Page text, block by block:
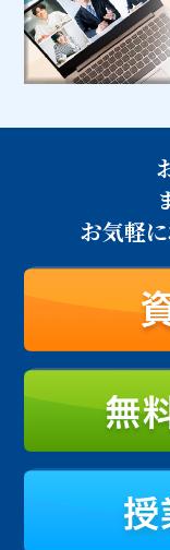
お気軽